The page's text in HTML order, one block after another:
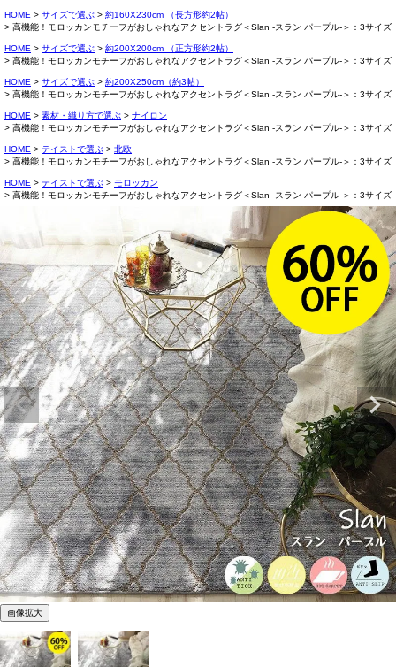
HOME サイズで選ぶ
約160X230cm （長方形約2帖）
高機能！モロッカンモチーフがおしゃれなアクセントラグ＜Slan -スラン パープル-＞：3サイズ
HOME サイズで選ぶ
約200X200cm （正方形約2帖）
高機能！モロッカンモチーフがおしゃれなアクセントラグ＜Slan -スラン パープル-＞：3サイズ
HOME サイズで選ぶ
約200X250cm（約3帖）
高機能！モロッカンモチーフがおしゃれなアクセントラグ＜Slan -スラン パープル-＞：3サイズ
HOME 素材・織り方で選ぶ
ナイロン
高機能！モロッカンモチーフがおしゃれなアクセントラグ＜Slan -スラン パープル-＞：3サイズ
HOME テイストで選ぶ
北欧
高機能！モロッカンモチーフがおしゃれなアクセントラグ＜Slan -スラン パープル-＞：3サイズ
HOME テイストで選ぶ
モロッカン
高機能！モロッカンモチーフがおしゃれなアクセントラグ＜Slan -スラン パープル-＞：3サイズ
画像拡大